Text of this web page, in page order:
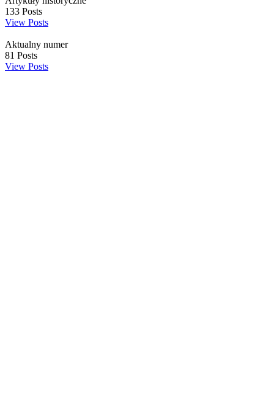
133 Posts
View Posts
Aktualny numer
81 Posts
View Posts